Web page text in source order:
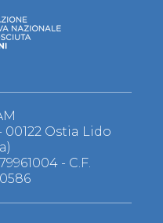
Ostia Lido
- C.F.